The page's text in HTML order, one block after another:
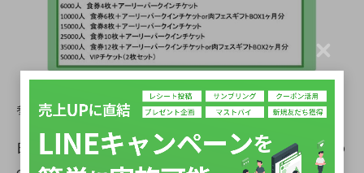
参照： http://nikufes.jp/
日本・世界各国の肉料理を集めるフードイベント「Fo
C
l
o
s
e